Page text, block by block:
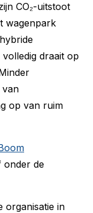
CO₂-uitstoot
wagenpark
draait op
van
op van ruim
onder de
organisatie in